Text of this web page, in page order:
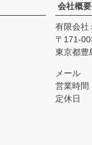
会社概要
有限会社
171-
東京都豊
メール
営業時間
定休日